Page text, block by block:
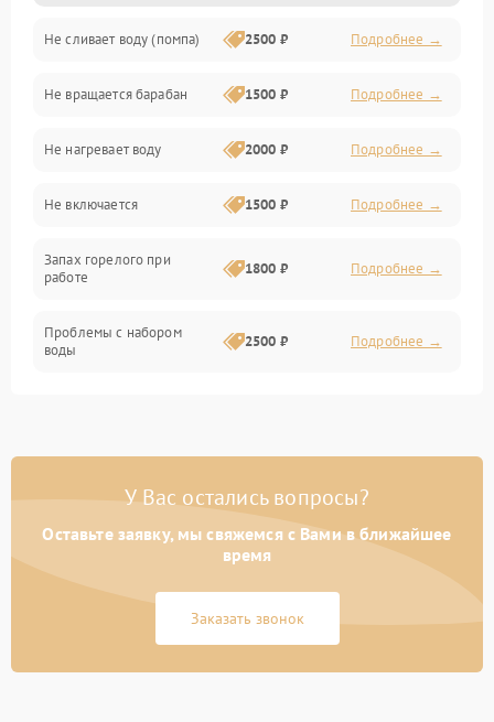
Водоснабжение
Слив
Программное обеспечение
Не сливает воду (помпа) 2500 ₽ Подробнее →
Не вращается барабан 1500 ₽ Подробнее →
Не нагревает воду 2000 ₽ Подробнее →
Не включается 1500 ₽ Подробнее →
Запах горелого при
работе
1800 ₽ Подробнее →
Проблемы с набором
воды
2500 ₽ Подробнее →
Замена платы управления 2200 ₽ Подробнее →
У Вас остались вопросы?
Оставьте заявку, мы свяжемся с Вами в ближайшее
время
Заказать звонок